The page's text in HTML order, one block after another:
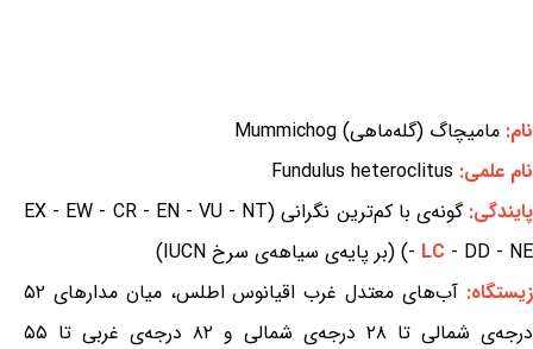
نام: مامیچاگ (گله‌ماهی) Mummichog
نام علمی: Fundulus heteroclitus
پایندگی:
گونه‌ی با کم‌ترین نگرانی (EX - EW - CR - EN - VU - NT
- LC - DD - NE) (بر پایه‌ی سیاهه‌ی سرخ IUCN)
زیستگاه:
آب‌های معتدل غرب اقیانوس اطلس، میان مدارهای ۵۲
درجه‌ی شمالی تا ۲۸ درجه‌ی شمالی و ۸۲ درجه‌ی غربی تا ۵۵